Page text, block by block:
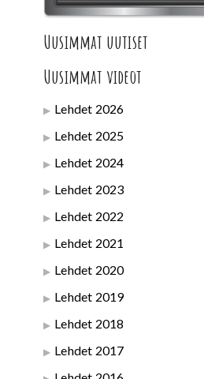
Uusimmat uutiset
Uusimmat videot
Lehdet 2026
Lehdet 2025
Lehdet 2024
Lehdet 2023
Lehdet 2022
Lehdet 2021
Lehdet 2020
Lehdet 2019
Lehdet 2018
Lehdet 2017